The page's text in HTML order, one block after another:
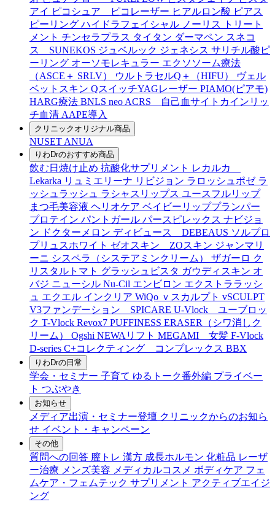
アイ ピコシュア ピコレーザー ヒアルロン酸 ピアス
ピーリング ハイドラフェイシャル ノーリス
トリート
メント チンセラプラス タイタン ダーマペン スネコ
ス SUNEKOS ジュベルック ジェネシス サリチル酸ピ
ーリング オーソモレキュラー エクソソーム療法
（ASCE＋ SRLV）
ウルトラセルQ＋（HIFU）
ヴェル
ベットスキン QスイッチYAGレーザー PIAMO(ピアモ)
HARG療法 BNLS neoACRS 自己血サイトカインリッ
チ血清 AAPE導入
クリニックオリジナル商品
NUSETANUA
りわDrのおすすめ商品
飲む日焼け止め 抗酸化サプリメント レカルカ
Lekarka リュミエリーナ リビジョン ラロッシュポゼ ラ
ッシュラッシュ ラシャスリップス ユースフルリップ
まつ毛美容液 ヘリオケア ベイビーリッププランパー
プロテイン パントガール パースピレックス ナビジョ
ン ドクターメロン ディビュース DEBEAUS ソルプロ
プリュスホワイト ゼオスキン ZOスキン ジャンマリ
ーニ シスペラ（システアミンクリーム） ザガーロ ク
リスタルトマト グラッシュビスタ ガウディスキン オ
バジ ニューシル Nu-Cil エンビロン エクストララッシ
ュ エクエル インクリア WiQo ｖスカルプト vSCULPT
V3ファンデーション SPICARE U-Vlock ユーブロッ
ク T-Vlock Revox7 PUFFINESS ERASER（シワ消しク
リーム）
Ogshi NEWAリフト MEGAMI 女髪 F-Vlock
D-series C+コレクティング コンプレックス BBX
りわDrの日常
学会・セミナー 子育て ゆるトーク番外編 プライベー
ト つぶやき
お知らせ
メディア出演・セミナー登壇 クリニックからのお知ら
せ イベント・キャンペーン
その他
質問への回答 膣トレ 漢方 成長ホルモン 化粧品 レーザ
ー治療 メンズ美容 メディカルコスメ ボディケア フェ
ムケア・フェムテック サプリメント アクティブエイジ
ング